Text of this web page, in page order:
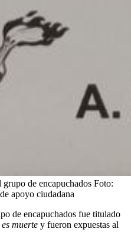
de encapuchados Foto:
apoyo ciudadana
de encapuchados fue titulado
muerte y fueron expuestas al